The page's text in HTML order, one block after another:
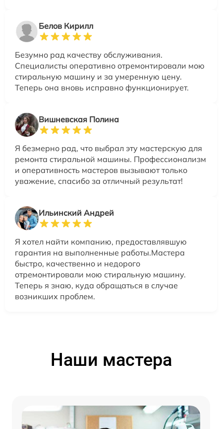
Белов Кирилл
Безумно рад качеству обслуживания.
Специалисты оперативно отремонтировали мою
стиральную машину и за умеренную цену.
Теперь она вновь исправно функционирует.
Вишневская Полина
Я безмерно рад, что выбрал эту мастерскую для
ремонта стиральной машины. Профессионализм
и оперативность мастеров вызывают только
уважение, спасибо за отличный результат!
Ильинский Андрей
Я хотел найти компанию, предоставлявшую
гарантия на выполненные работы.Мастера
быстро, качественно и недорого
отремонтировали мою стиральную машину.
Теперь я знаю, куда обращаться в случае
возникших проблем.
Наши мастера